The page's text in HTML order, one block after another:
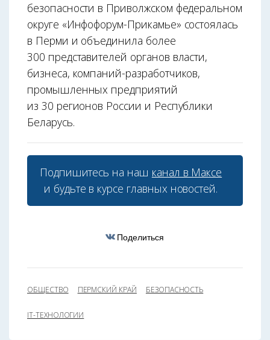
безопасности в Приволжском федеральном
округе «Инфофорум-Прикамье» состоялась
в Перми и объединила более
300 представителей органов власти,
бизнеса, компаний-разработчиков,
промышленных предприятий
из 30 регионов России и Республики
Беларусь.
Подпишитесь на наш канал в Максе
и будьте в курсе главных новостей.
Поделиться
ОБЩЕСТВО ПЕРМСКИЙ КРАЙ БЕЗОПАСНОСТЬ
IT-ТЕХНОЛОГИИ